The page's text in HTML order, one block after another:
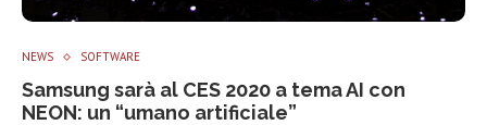
NEWS SOFTWARE
Samsung sarà al CES 2020 a tema AI con
NEON: un “umano artificiale”